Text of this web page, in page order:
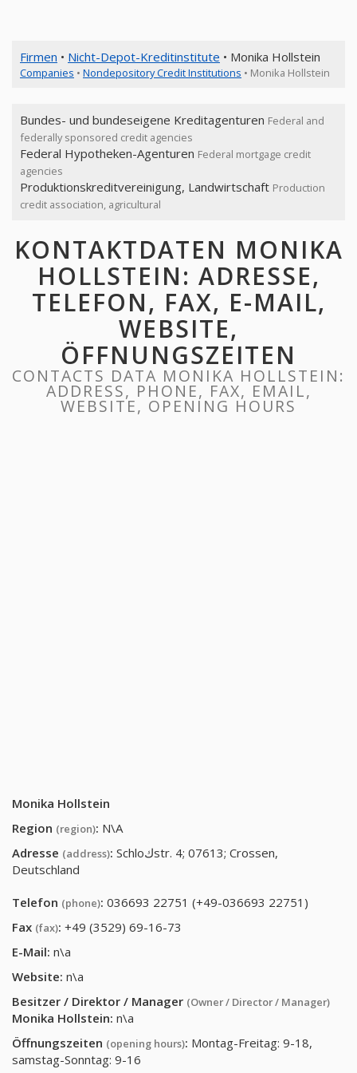
Firmen • Nicht-Depot-Kreditinstitute • Monika Hollstein
Companies • Nondepository Credit Institutions • Monika Hollstein
Bundes- und bundeseigene Kreditagenturen Federal and
federally sponsored credit agencies
Federal Hypotheken-Agenturen Federal mortgage credit
agencies
Produktionskreditvereinigung, Landwirtschaft Production
credit association, agricultural
KONTAKTDATEN MONIKA
HOLLSTEIN: ADRESSE,
TELEFON, FAX, E-MAIL,
WEBSITE,
ÖFFNUNGSZEITEN
CONTACTS DATA MONIKA HOLLSTEIN:
ADDRESS, PHONE, FAX, EMAIL,
WEBSITE, OPENING HOURS
Monika Hollstein
Region (region): N\A
Adresse (address): Schloكstr. 4; 07613; Crossen,
Deutschland
Telefon (phone): 036693 22751 (+49-036693 22751)
Fax (fax): +49 (3529) 69-16-73
E-Mail: n\a
Website: n\a
Besitzer / Direktor / Manager (Owner / Director / Manager)
Monika Hollstein: n\a
Öffnungszeiten (opening hours): Montag-Freitag: 9-18,
samstag-Sonntag: 9-16